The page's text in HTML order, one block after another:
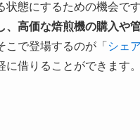
態にするための機会で
、高価な焙煎機の購入や
こで登場するのが「 シェ
借りることができます。